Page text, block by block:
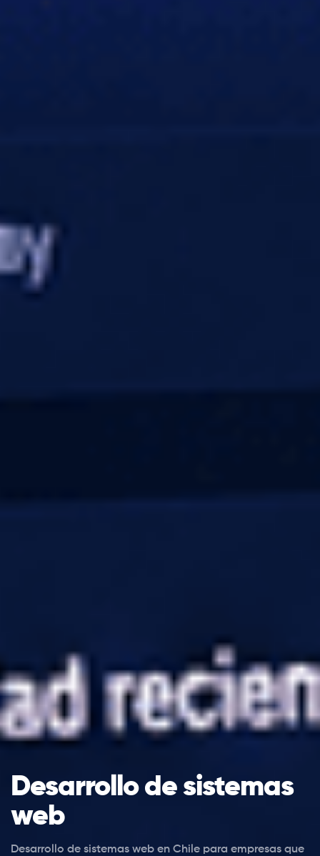
Desarrollo de sistemas
web
Desarrollo de sistemas web en Chile para empresas que